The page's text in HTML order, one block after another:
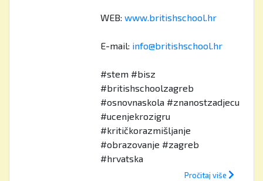
WEB:www.britishschool.hr
E-mail: info@britishschool.hr
#stem #bisz
#britishschoolzagreb
#osnovnaskola #znanostzadjecu
#ucenjekrozigru
#kritičkorazmišljanje
#obrazovanje #zagreb
#hrvatska
Pročitaj više